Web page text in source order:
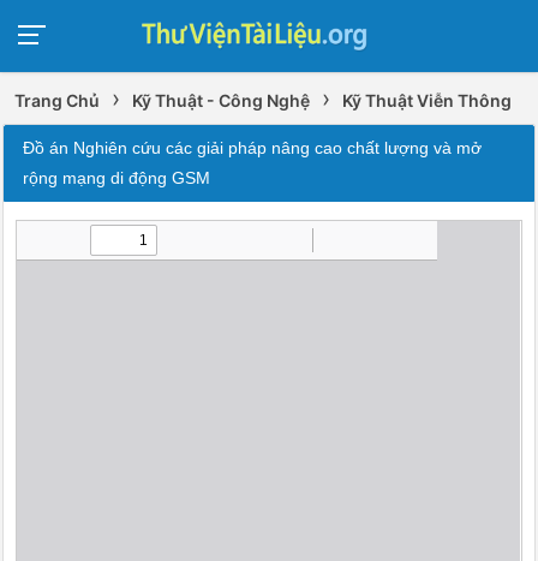
Trang Chủ › Kỹ Thuật - Công Nghệ › Kỹ Thuật Viễn Thông
Đồ án Nghiên cứu các giải pháp nâng cao chất lượng và mở
rộng mạng di động GSM